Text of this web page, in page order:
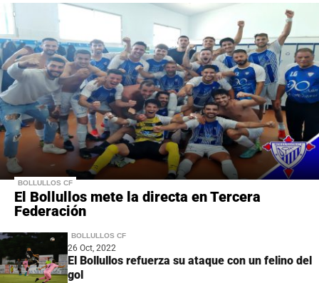
BOLLULLOS CF
El Bollullos mete la directa en Tercera
Federación
BOLLULLOS CF
26 Oct, 2022
El Bollullos refuerza su ataque con un felino del
gol